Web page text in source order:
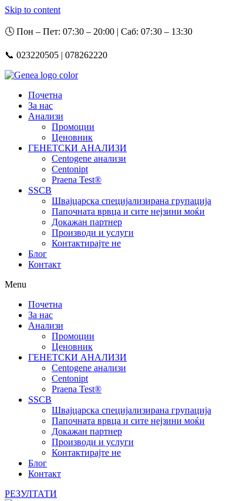
Skip to content
🕓 Пон – Пет: 07:30 – 20:00 | Саб: 07:30 – 13:30
📞 023220505 | 078262220
Почетна
За нас
Анализи
Промоции
Ценовник
ГЕНЕТСКИ АНАЛИЗИ
Centogene анализи
Centonipt
Praena Test®
SSCB
Швајцарска специјализирана групација
Папочната врвца и сите нејзини моќи
Докажан партнер
Производи и услуги
Контактирајте не
Блог
Контакт
Menu
Почетна
За нас
Анализи
Промоции
Ценовник
ГЕНЕТСКИ АНАЛИЗИ
Centogene анализи
Centonipt
Praena Test®
SSCB
Швајцарска специјализирана групација
Папочната врвца и сите нејзини моќи
Докажан партнер
Производи и услуги
Контактирајте не
Блог
Контакт
РЕЗУЛТАТИ